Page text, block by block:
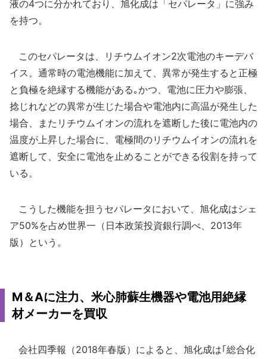
液の4つに分かれており、旭化成は「セパレータ」に強み
を持つ。
このセパレータは、リチウムイオン2次電池のキーデバ
イス。通常時の電池機能に加えて、異常が発生すると正極
と負極を絶縁する機能がある｡かつ、電池に圧力や膨張、
捻じれなどの異常が生じた場合や電池内に高温が発生した
場合、またリチウムイオンの流れを遮断した後に電池内の
温度が上昇した場合に、電極間のリチウムイオンの流れを
遮断して、安全に電池を止めることができる役割を持って
いる。
こうした機能を担うセパレータにおいて、旭化成はシェ
ア50%を占め世界一（日本政策投資銀行調べ、2013年
版）という。
M＆Aに注力、米心肺蘇生機器や電池用絶縁
材メーカーを買収
会社四季報（2018年春版）によると、旭化成は｢総合化